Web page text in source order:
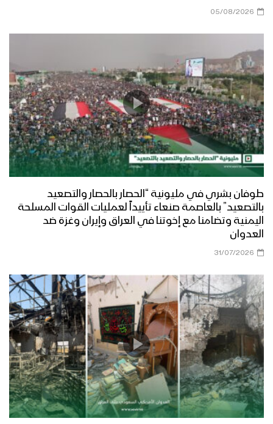
05/08/2026
طوفان بشري في مليونية “الحصار بالحصار والتصعيد
بالتصعيد” بالعاصمة صنعاء تأييداً لعمليات القوات المسلحة
اليمنية وتضامنا مع إخوتنا في العراق وإيران وغزة ضد
العدوان
31/07/2026